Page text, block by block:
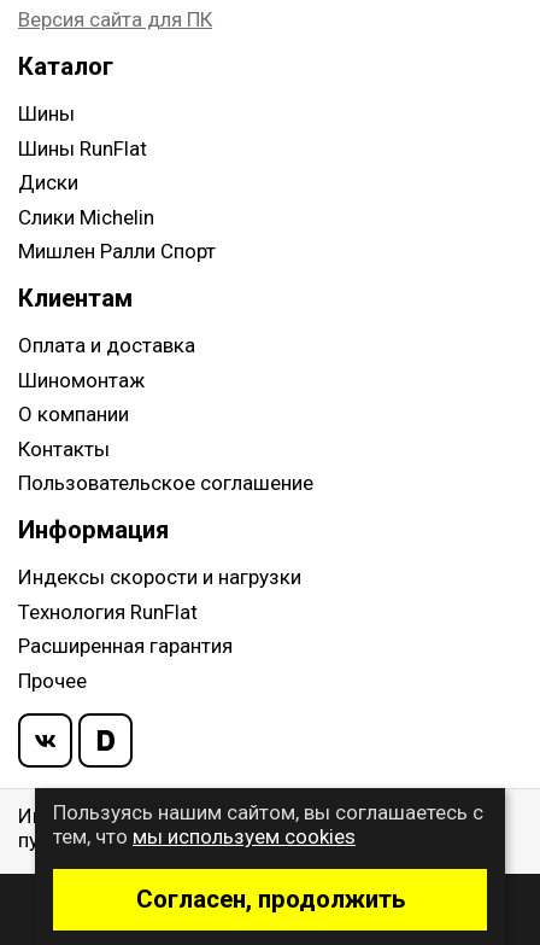
Версия сайта для ПК
Каталог
Шины
Шины RunFlat
Диски
Слики Michelin
Мишлен Ралли Спорт
Клиентам
Оплата и доставка
Шиномонтаж
О компании
Контакты
Пользовательское соглашение
Информация
Индексы скорости и нагрузки
Технология RunFlat
Расширенная гарантия
Прочее
Информация указанная на сайте, не является
публичной офертой, определяемой ст. 437 ГК РФ
© 2009 - 2026 Buywheel.ru
Пользуясь нашим сайтом, вы соглашаетесь с
тем, что мы используем cookies
Согласен, продолжить